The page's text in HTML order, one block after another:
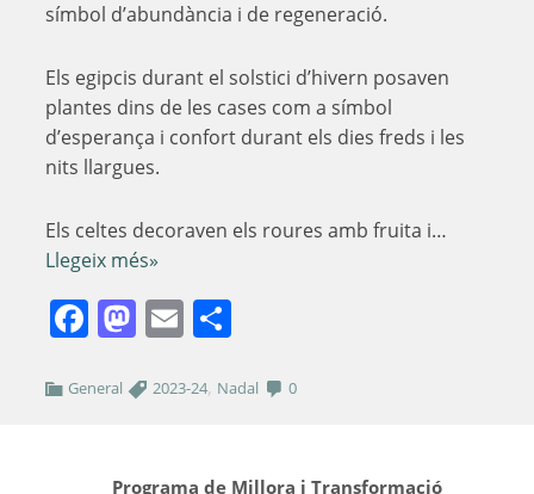
símbol d’abundància i de regeneració.
Els egipcis durant el solstici d’hivern posaven
plantes dins de les cases com a símbol
d’esperança i confort durant els dies freds i les
nits llargues.
Els celtes decoraven els roures amb fruita i…
Llegeix més»
Facebook
Mastodon
Email
General 2023-24, Nadal 0
Programa de Millora i Transformació